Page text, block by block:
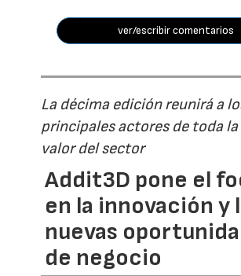
ver/escribir comentarios
La décima edición reunirá a
principales actores de toda la
valor del sector
Addit3D pone el
en la innovación y
nuevas
de negocio